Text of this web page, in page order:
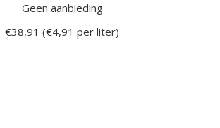
Geen aanbieding
€38,91 (€4,91 per liter)